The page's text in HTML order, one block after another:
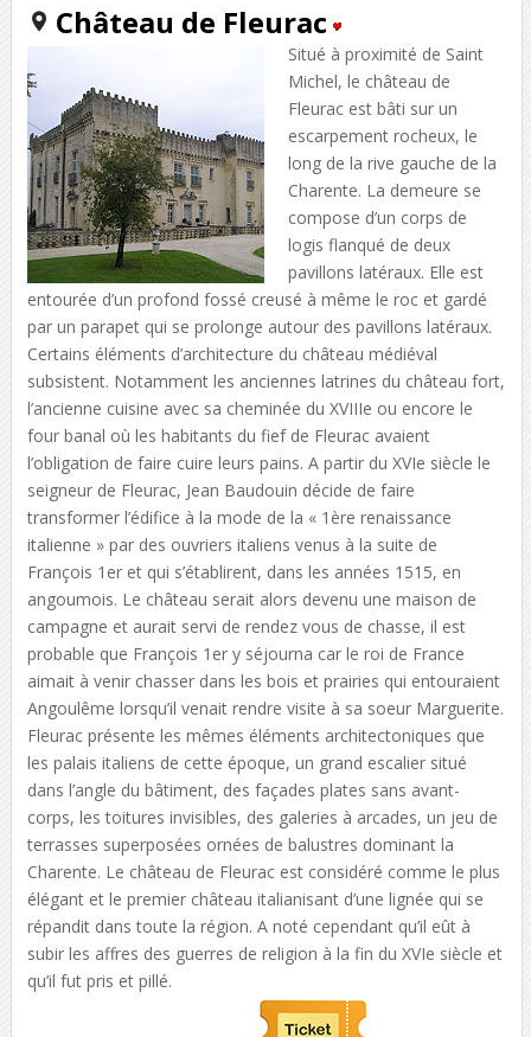
Château de Fleurac
Situé à proximité de Saint
Michel, le château de
Fleurac est bâti sur un
escarpement rocheux, le
long de la rive gauche de la
Charente. La demeure se
compose d’un corps de
logis flanqué de deux
pavillons latéraux. Elle est
entourée d’un profond fossé creusé à même le roc et gardé
par un parapet qui se prolonge autour des pavillons latéraux.
Certains éléments d’architecture du château médiéval
subsistent. Notamment les anciennes latrines du château fort,
l’ancienne cuisine avec sa cheminée du XVIIIe ou encore le
four banal où les habitants du fief de Fleurac avaient
l’obligation de faire cuire leurs pains. A partir du XVIe siècle le
seigneur de Fleurac, Jean Baudouin décide de faire
transformer l’édifice à la mode de la « 1ère renaissance
italienne » par des ouvriers italiens venus à la suite de
François 1er et qui s’établirent, dans les années 1515, en
angoumois. Le château serait alors devenu une maison de
campagne et aurait servi de rendez vous de chasse, il est
probable que François 1er y séjourna car le roi de France
aimait à venir chasser dans les bois et prairies qui entouraient
Angoulême lorsqu’il venait rendre visite à sa soeur Marguerite.
Fleurac présente les mêmes éléments architectoniques que
les palais italiens de cette époque, un grand escalier situé
dans l’angle du bâtiment, des façades plates sans avant-
corps, les toitures invisibles, des galeries à arcades, un jeu de
terrasses superposées ornées de balustres dominant la
Charente. Le château de Fleurac est considéré comme le plus
élégant et le premier château italianisant d’une lignée qui se
répandit dans toute la région. A noté cependant qu’il eût à
subir les affres des guerres de religion à la fin du XVIe siècle et
qu’il fut pris et pillé.